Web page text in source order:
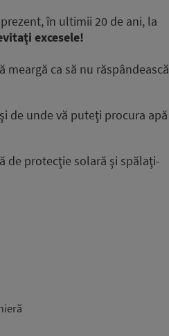
în ultimii 20 de ani, la
excesele!
ca să nu răspândească
de unde vă puteţi procura apă
de protecţie solară şi spălaţi-